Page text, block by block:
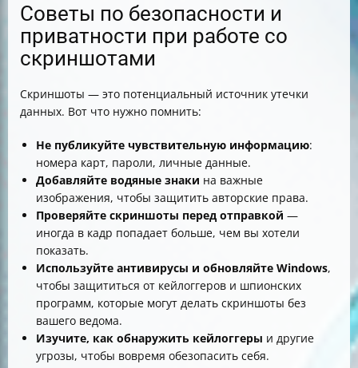
Советы по безопасности и
приватности при работе со
скриншотами
Скриншоты — это потенциальный источник утечки
данных. Вот что нужно помнить:
Не публикуйте чувствительную информацию:
номера карт, пароли, личные данные.
Добавляйте водяные знаки на важные
изображения, чтобы защитить авторские права.
Проверяйте скриншоты перед отправкой —
иногда в кадр попадает больше, чем вы хотели
показать.
Используйте антивирусы и обновляйте Windows,
чтобы защититься от кейлоггеров и шпионских
программ, которые могут делать скриншоты без
вашего ведома.
Изучите, как обнаружить кейлоггеры и другие
угрозы, чтобы вовремя обезопасить себя.